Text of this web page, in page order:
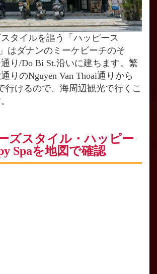
タイルを謳う「ハッピース
はダナンのミーケビーチのそ
り/Do Bi St.沿いに建ちます。繁
りのNguyen Van Thoai通りから
行けるので、海周辺観光で行くこ
ズスタイル・ハッピー
Spaを地図で確認